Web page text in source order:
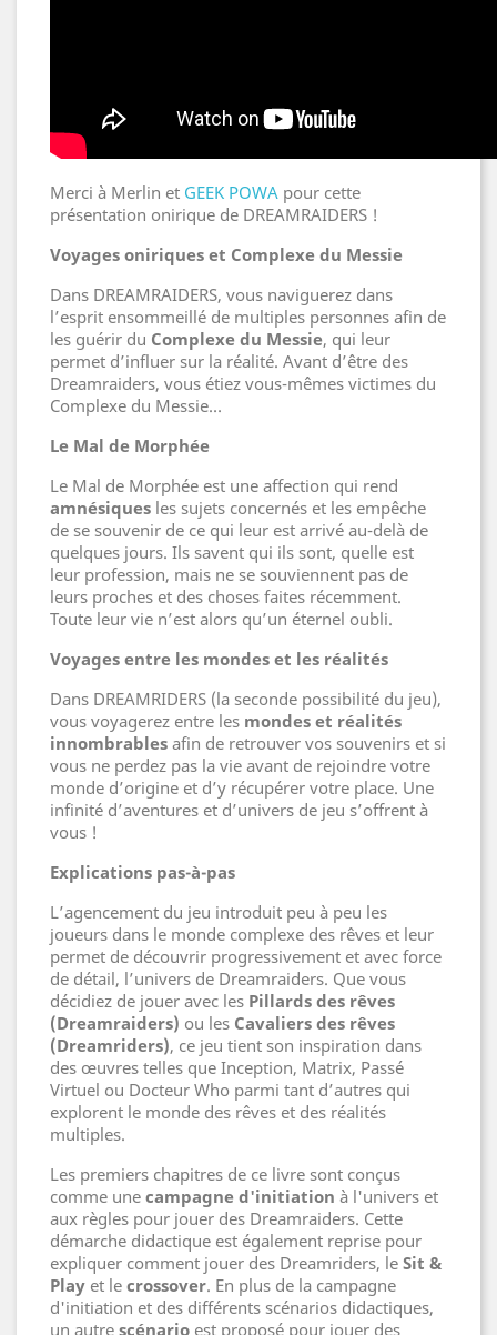
Merci à Merlin et GEEK POWA pour cette
présentation onirique de DREAMRAIDERS !
Voyages oniriques et Complexe du Messie
Dans DREAMRAIDERS, vous naviguerez dans
l’esprit ensommeillé de multiples personnes afin de
les guérir du Complexe du Messie, qui leur
permet d’influer sur la réalité. Avant d’être des
Dreamraiders, vous étiez vous-mêmes victimes du
Complexe du Messie…
Le Mal de Morphée
Le Mal de Morphée est une affection qui rend
amnésiques les sujets concernés et les empêche
de se souvenir de ce qui leur est arrivé au-delà de
quelques jours. Ils savent qui ils sont, quelle est
leur profession, mais ne se souviennent pas de
leurs proches et des choses faites récemment.
Toute leur vie n’est alors qu’un éternel oubli.
Voyages entre les mondes et les réalités
Dans DREAMRIDERS (la seconde possibilité du jeu),
vous voyagerez entre les mondes et réalités
innombrables afin de retrouver vos souvenirs et si
vous ne perdez pas la vie avant de rejoindre votre
monde d’origine et d’y récupérer votre place. Une
infinité d’aventures et d’univers de jeu s’offrent à
vous !
Explications pas-à-pas
L’agencement du jeu introduit peu à peu les
joueurs dans le monde complexe des rêves et leur
permet de découvrir progressivement et avec force
de détail, l’univers de Dreamraiders. Que vous
décidiez de jouer avec les Pillards des rêves
(Dreamraiders) ou les Cavaliers des rêves
(Dreamriders), ce jeu tient son inspiration dans
des œuvres telles que Inception, Matrix, Passé
Virtuel ou Docteur Who parmi tant d’autres qui
explorent le monde des rêves et des réalités
multiples.
Les premiers chapitres de ce livre sont conçus
comme une campagne d'initiation à l'univers et
aux règles pour jouer des Dreamraiders. Cette
démarche didactique est également reprise pour
expliquer comment jouer des Dreamriders, le Sit &
Play et le crossover. En plus de la campagne
d'initiation et des différents scénarios didactiques,
un autre scénario est proposé pour jouer des